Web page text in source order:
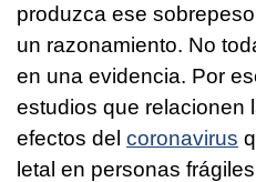
produzca ese
un razonamiento. No
en una evidencia. Por
estudios que relacionen
efectos del coronavirus
letal en personas